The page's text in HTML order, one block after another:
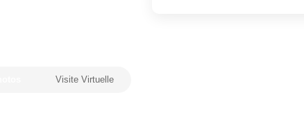
Visite Virtuelle